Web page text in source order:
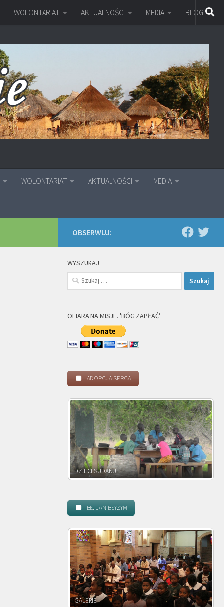
WOLONTARIAT AKTUALNOŚCI MEDIA BLOG
WOLONTARIAT AKTUALNOŚCI MEDIA
OBSERWUJ:
WYSZUKAJ
Szukaj:
OFIARA NA MISJE. 'BÓG ZAPŁAĆ’
ADOPCJA SERCA
DZIECI ZAMBII
BŁ. JAN BEYZYM
POWOŁANIE MISYJNE